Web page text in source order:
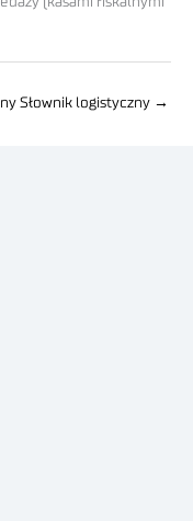
Słownik logistyczny →